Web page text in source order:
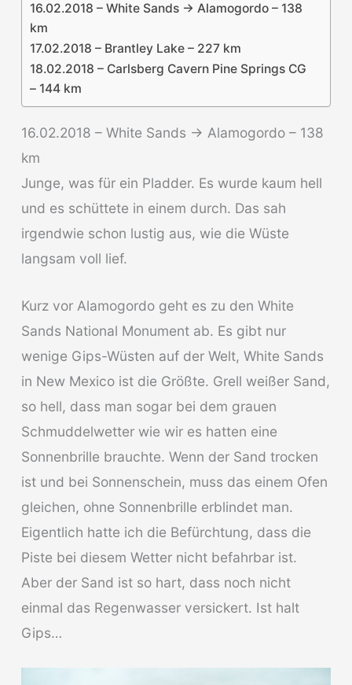
16.02.2018 – White Sands -> Alamogordo – 138
km
17.02.2018 – Brantley Lake – 227 km
18.02.2018 – Carlsberg Cavern Pine Springs CG
– 144 km
16.02.2018 – White Sands -> Alamogordo – 138
km
Junge, was für ein Pladder. Es wurde kaum hell
und es schüttete in einem durch. Das sah
irgendwie schon lustig aus, wie die Wüste
langsam voll lief.
Kurz vor Alamogordo geht es zu den White
Sands National Monument ab. Es gibt nur
wenige Gips-Wüsten auf der Welt, White Sands
in New Mexico ist die Größte. Grell weißer Sand,
so hell, dass man sogar bei dem grauen
Schmuddelwetter wie wir es hatten eine
Sonnenbrille brauchte. Wenn der Sand trocken
ist und bei Sonnenschein, muss das einem Ofen
gleichen, ohne Sonnenbrille erblindet man.
Eigentlich hatte ich die Befürchtung, dass die
Piste bei diesem Wetter nicht befahrbar ist.
Aber der Sand ist so hart, dass noch nicht
einmal das Regenwasser versickert. Ist halt
Gips…